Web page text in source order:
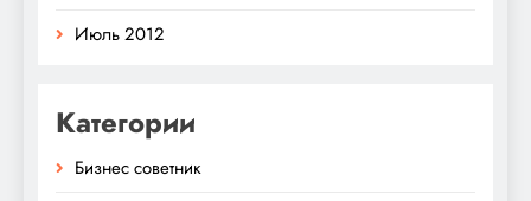
Июль 2012
Категории
Бизнес советник